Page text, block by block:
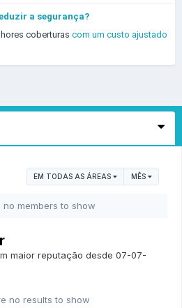
a segurança?
coberturas com um custo ajustado
EM TODAS AS ÁREAS MÊS
no members to show
maior reputação desde 07-07-
no results to show